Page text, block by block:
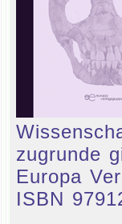
zugrunde
Europa
ISBN